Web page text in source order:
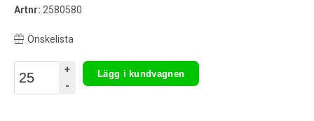
Artnr: 2580580
Önskelista
+
-
Lägg i kundvagnen